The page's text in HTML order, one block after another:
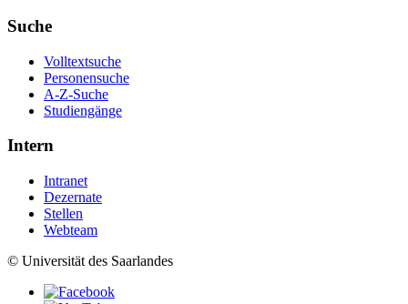
Suche
Volltextsuche
Personensuche
A-Z-Suche
Studiengänge
Intern
Intranet
Dezernate
Stellen
Webteam
© Universität des Saarlandes